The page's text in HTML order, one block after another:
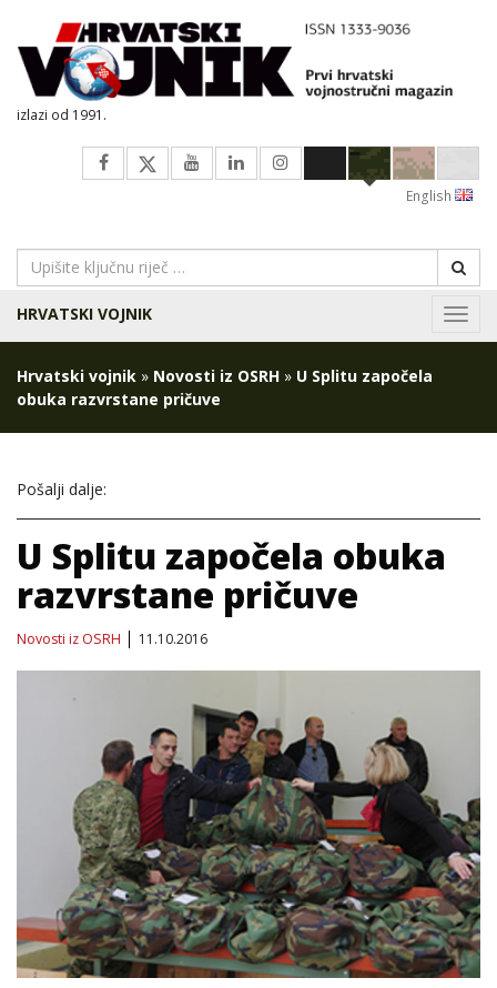
izlazi od 1991.
English
HRVATSKI VOJNIK
Hrvatski vojnik » Novosti iz OSRH » U Splitu započela
obuka razvrstane pričuve
Pošalji dalje:
U Splitu započela obuka
razvrstane pričuve
Novosti iz OSRH 11.10.2016